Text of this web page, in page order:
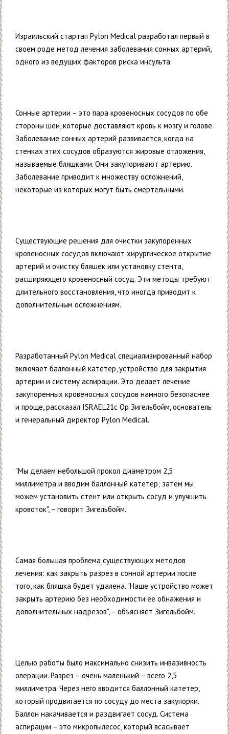
Израильский стартап Pylon Medical разработал первый в
своем роде метод лечения заболевания сонных артерий,
одного из ведущих факторов риска инсульта.
Сонные артерии – это пара кровеносных сосудов по обе
стороны шеи, которые доставляют кровь к мозгу и голове.
Заболевание сонных артерий развивается, когда на
стенках этих сосудов образуются жировые отложения,
называемые бляшками. Они закупоривают артерию.
Заболевание приводит к множеству осложнений,
некоторые из которых могут быть смертельными.
Существующие решения для очистки закупоренных
кровеносных сосудов включают хирургическое открытие
артерий и очистку бляшек или установку стента,
расширяющего кровеносный сосуд. Эти методы требуют
длительного восстановления, что иногда приводит к
дополнительным осложнениям.
Разработанный Pylon Medical специализированный набор
включает баллонный катетер, устройство для закрытия
артерии и систему аспирации. Это делает лечение
закупоренных кровеносных сосудов намного безопаснее
и проще, рассказал ISRAEL21c Ор Зигельбойм, основатель
и генеральный директор Pylon Medical.
"Мы делаем небольшой прокол диаметром 2,5
миллиметра и вводим баллонный катетер; затем мы
можем установить стент или открыть сосуд и улучшить
кровоток", – говорит Зигельбойм.
Самая большая проблема существующих методов
лечения: как закрыть разрез в сонной артерии после
того, как бляшка будет удалена. "Наше устройство может
закрыть артерию без необходимости ее обнажения и
дополнительных надрезов", – объясняет Зигельбойм.
Целью работы было максимально снизить инвазивность
операции. Разрез – очень маленький – всего 2,5
миллиметра. Через него вводится баллонный катетер,
который продвигается по сосуду до места закупорки.
Баллон накачивается и раздвигает сосуд. Система
аспирации – это микропылесос, который всасывает